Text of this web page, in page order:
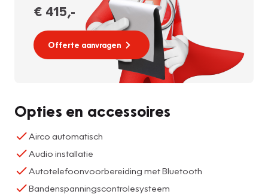
€ 415,-
Offerte aanvragen
Opties en accessoires
Airco automatisch
Audio installatie
Autotelefoonvoorbereiding met Bluetooth
Bandenspanningscontrolesysteem